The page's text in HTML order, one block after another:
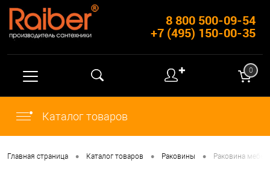
8 800 500-09-54
+7 (495) 150-00-35
✚ 0
Каталог товаров
Главная страница • Каталог товаров • Раковины • Раковина